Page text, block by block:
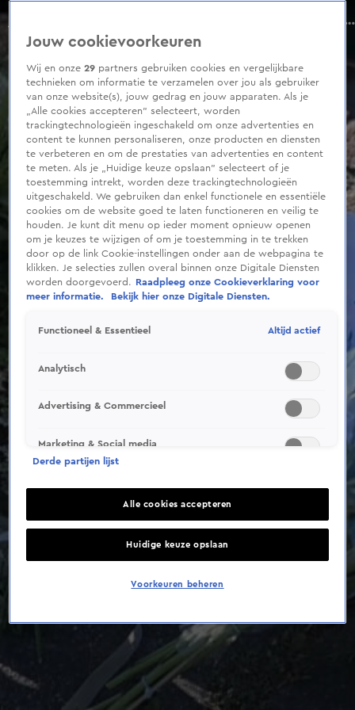
Bloemen en knuffels voor overleden meisje (15) Leiden Marathon
Aflevering 131, Seizoen 2026
seconds
of
Jouw cookievoorkeuren
Wij en onze29 partners gebruiken cookies en vergelijkbare
technieken om informatie te verzamelen over jou als gebruiker
van onze website(s), jouw gedrag en jouw apparaten. Als je
„Alle cookies accepteren” selecteert, worden
trackingtechnologieën ingeschakeld om onze advertenties en
content te kunnen personaliseren, onze producten en diensten
te verbeteren en om de prestaties van advertenties en content
te meten. Als je „Huidige keuze opslaan” selecteert of je
toestemming intrekt, worden deze trackingtechnologieën
uitgeschakeld. We gebruiken dan enkel functionele en essentiële
cookies om de website goed te laten functioneren en veilig te
houden. Je kunt dit menu op ieder moment opnieuw openen
om je keuzes te wijzigen of om je toestemming in te trekken
door op de link Cookie-instellingen onder aan de webpagina te
klikken. Je selecties zullen overal binnen onze Digitale Diensten
worden doorgevoerd.
Raadpleeg onze Cookieverklaring voor
meer informatie.
Bekijk hier onze Digitale Diensten.
Functioneel & Essentieel Altijd actief
Analytisch
Advertising & Commercieel
Marketing & Social media
Derde partijen lijst
Alle cookies accepteren
Huidige keuze opslaan
Voorkeuren beheren